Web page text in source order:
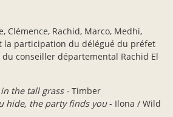
Clémence, Rachid, Marco, Medhi,
la participation du délégué du préfet
du conseiller départemental Rachid El
the tall grass - Timber
hide, the party finds you- Ilona / Wild